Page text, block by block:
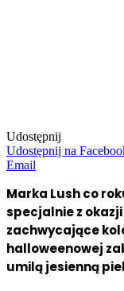
Udostępnij
Udostępnij na
Email
Marka Lush co
specjalnie z
zachwycające
halloweenowej
umilą jesienną